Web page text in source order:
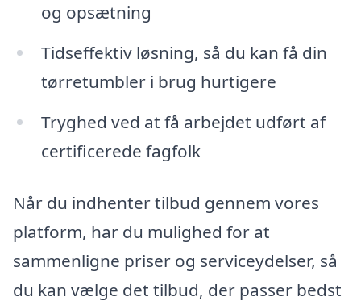
og opsætning
Tidseffektiv løsning, så du kan få din
tørretumbler i brug hurtigere
Tryghed ved at få arbejdet udført af
certificerede fagfolk
Når du indhenter tilbud gennem vores
platform, har du mulighed for at
sammenligne priser og serviceydelser, så
du kan vælge det tilbud, der passer bedst